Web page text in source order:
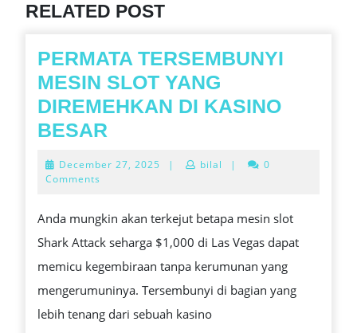
RELATED POST
PERMATA TERSEMBUNYI
MESIN SLOT YANG
DIREMEHKAN DI KASINO
BESAR
MESIN
YANG
DIREMEHKAN
DI
KASINO
BESAR
December 27, 2025 December
| bilal |
0
Comments
Anda mungkin akan terkejut betapa mesin slot
Shark Attack seharga $1,000 di Las Vegas dapat
memicu kegembiraan tanpa kerumunan yang
mengerumuninya. Tersembunyi di bagian yang
lebih tenang dari sebuah kasino